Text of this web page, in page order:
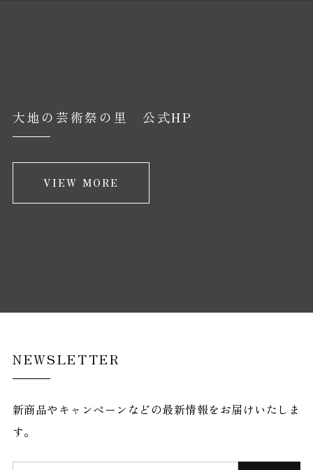
大地の芸術祭の里 公式HP
VIEW MORE
NEWSLETTER
新商品やキャンペーンなどの最新情報をお届けいたしま
す。